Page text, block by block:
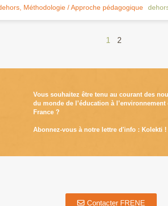
, Méthodologie / Approche pédagogique
1 2
Vous souhaitez être tenu au courant des
du monde de l’éducation à l’environnement
France ?
Abonnez-vous à notre lettre d'info : Kolekti !
Contacter FRENE